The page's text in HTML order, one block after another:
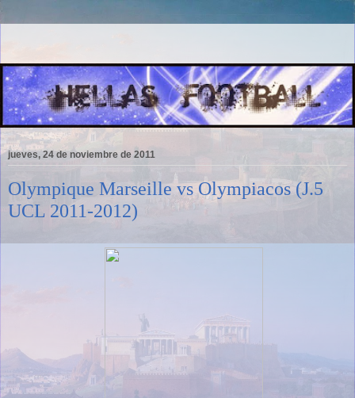
jueves, 24 de noviembre de 2011
Olympique Marseille vs Olympiacos (J.5
UCL 2011-2012)